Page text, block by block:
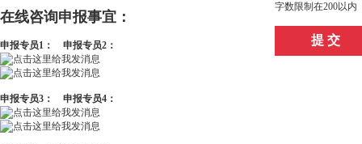
在线咨询申报事宜：
申报专员1： 申报专员2：
申报专员3： 申报专员4：
字数限制在200以内